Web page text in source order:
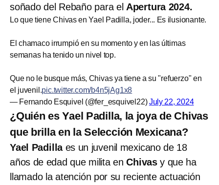
soñado del Rebaño para el Apertura 2024.
Lo que tiene Chivas en Yael Padilla, joder... Es ilusionante.
El chamaco irrumpió en su momento y en las últimas
semanas ha tenido un nivel top.
Que no le busque más, Chivas ya tiene a su "refuerzo" en
el juvenil.pic.twitter.com/b4n5jAg1x8
— Fernando Esquivel (@fer_esquivel22)July 22, 2024
¿Quién es Yael Padilla, la joya de Chivas
que brilla en la Selección Mexicana?
Yael Padillaes un juvenil mexicano de 18
años de edad que milita enChivasy que ha
llamado la atención por su reciente actuación